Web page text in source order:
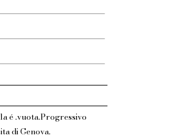
é .vuota.Progressivo
di Genova.